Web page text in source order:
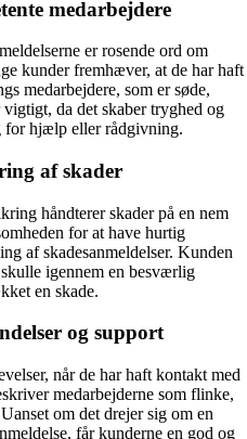
medarbejdere
er rosende ord om
kunder fremhæver, at de har haft
medarbejdere, som er søde,
da det skaber tryghed og
for hjælp eller rådgivning.
af skader
håndterer skader på en nem
for at have hurtig
af skadesanmeldelser. Kunden
igennem en besværlig
en skade.
og support
når de har haft kontakt med
medarbejderne som flinke,
om det drejer sig om en
får kunderne en god og